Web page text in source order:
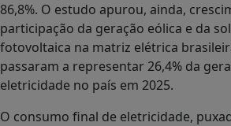
86,8%. O estudo apurou, ainda,
participação da geração eólica e da
fotovoltaica na matriz elétrica
passaram a representar 26,4% da
eletricidade no país em 2025.
O consumo final de eletricidade,